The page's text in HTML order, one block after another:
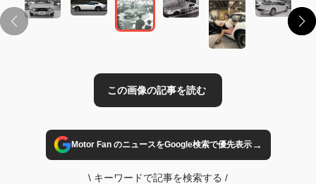
Motor Fan のニュースをGoogle検索で優先表示→
\ キーワードで記事を検索する /